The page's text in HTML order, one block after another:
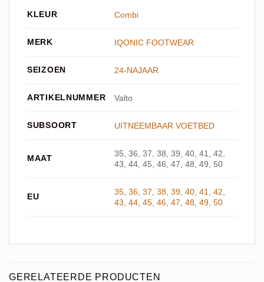
KLEUR Combi
MERK IQONIC FOOTWEAR
SEIZOEN 24-NAJAAR
ARTIKELNUMMER Valto
SUBSOORT UITNEEMBAAR VOETBED
MAAT
35, 36, 37, 38, 39, 40, 41, 42,
43, 44, 45, 46, 47, 48, 49, 50
EU 35,36,37,38,39,40,41,42,
43,44,45,46,47,48,49,50
GERELATEERDE PRODUCTEN